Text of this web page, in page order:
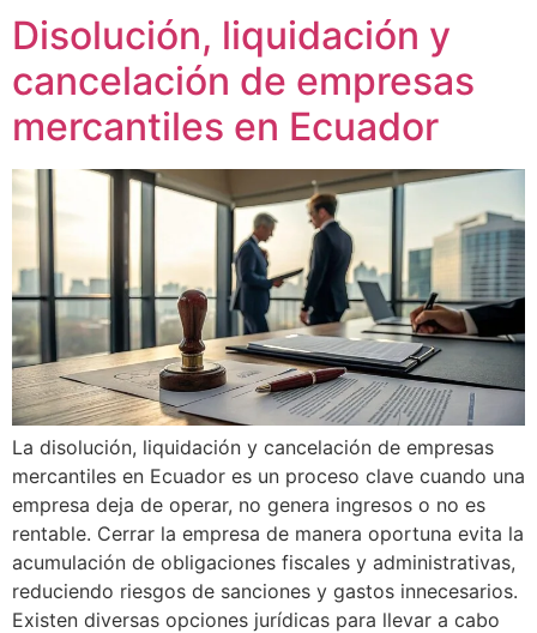
Disolución, liquidación y
cancelación de empresas
mercantiles en Ecuador
La disolución, liquidación y cancelación de empresas
mercantiles en Ecuador es un proceso clave cuando una
empresa deja de operar, no genera ingresos o no es
rentable. Cerrar la empresa de manera oportuna evita la
acumulación de obligaciones fiscales y administrativas,
reduciendo riesgos de sanciones y gastos innecesarios.
Existen diversas opciones jurídicas para llevar a cabo